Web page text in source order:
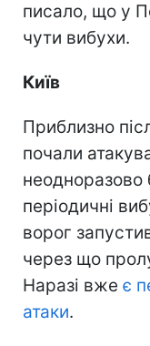
писало, що у
чути вибухи.
Київ
Приблизно
почали
неодноразово
періодичні
ворог
через що
Наразі вже є
атаки.